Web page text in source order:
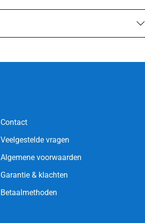
Contact
Veelgestelde vragen
Algemene voorwaarden
Garantie & klachten
Betaalmethoden